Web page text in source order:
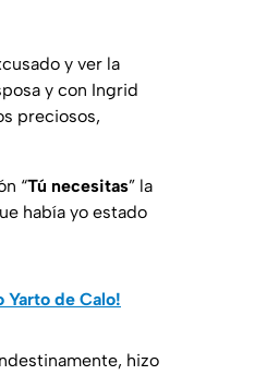
y ver la
y con Ingrid
preciosos,
“Tú necesitas” la
había yo estado
Yarto de Calo!
hizo